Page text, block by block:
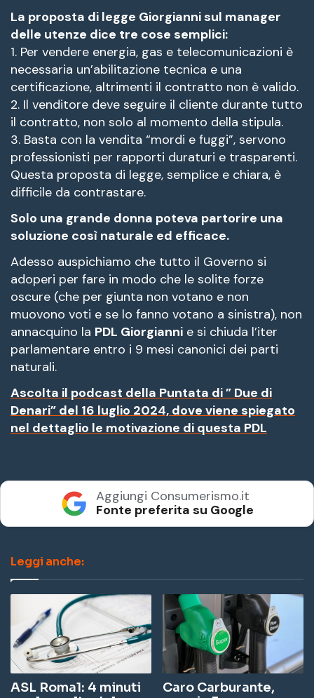
La proposta di legge Giorgianni sul manager
delle utenze dice tre cose semplici:
1. Per vendere energia, gas e telecomunicazioni è
necessaria un’abilitazione tecnica e una
certificazione, altrimenti il contratto non è valido.
2. Il venditore deve seguire il cliente durante tutto
il contratto, non solo al momento della stipula.
3. Basta con la vendita “mordi e fuggi”, servono
professionisti per rapporti duraturi e trasparenti.
Questa proposta di legge, semplice e chiara, è
difficile da contrastare.
Solo una grande donna poteva partorire una
soluzione così naturale ed efficace.
Adesso auspichiamo che tutto il Governo si
adoperi per fare in modo che le solite forze
oscure (che per giunta non votano e non
muovono voti e se lo fanno votano a sinistra), non
annacquino la PDL Giorgianni e si chiuda l’iter
parlamentare entro i 9 mesi canonici dei parti
naturali.
Ascolta il podcast della Puntata di ” Due di
Denari” del 16 luglio 2024, dove viene spiegato
nel dettaglio le motivazione di questa PDL
Aggiungi Consumerismo.it
Fonte preferita su Google
Leggi anche:
ASL Roma1: 4 minuti
Caro Carburante,